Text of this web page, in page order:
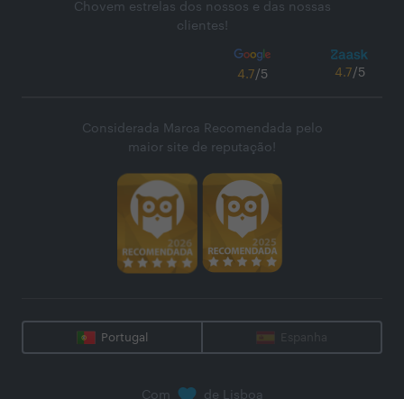
Chovem estrelas dos nossos e das nossas
clientes!
4.7/5 4.7/5
Considerada Marca Recomendada pelo
maior site de reputação!
Portugal Espanha
Com de Lisboa